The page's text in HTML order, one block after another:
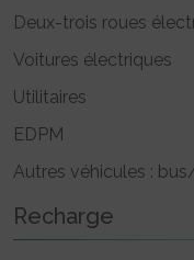
Deux-trois roues
Voitures électriques
Utilitaires
EDPM
Autres véhicules :
Recharge